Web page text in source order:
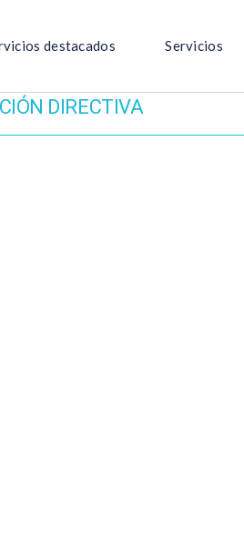
destacados Servicios
DIRECTIVA